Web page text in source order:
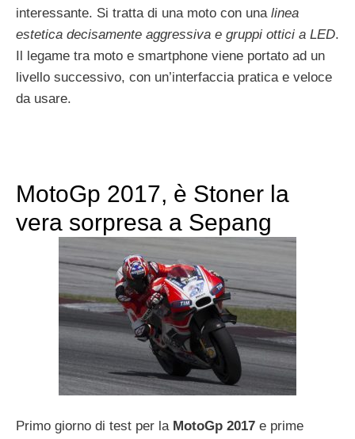
interessante. Si tratta di una moto con una linea
estetica decisamente aggressiva e gruppi ottici a LED.
Il legame tra moto e smartphone viene portato ad un
livello successivo, con un’interfaccia pratica e veloce
da usare.
MotoGp 2017, è Stoner la
vera sorpresa a Sepang
Primo giorno di test per la MotoGp 2017 e prime